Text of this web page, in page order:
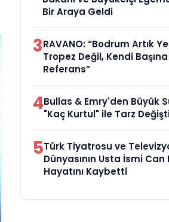
Bir Araya Geldi
3RAVANO: “Bodrum Artık
Tropez Değil, Kendi
Referans”
4Bullas & Emry'den Büyük
"Kaç Kurtul" ile Tarz
5Türk Tiyatrosu ve
Dünyasının Usta İsmi Can
Hayatını Kaybetti